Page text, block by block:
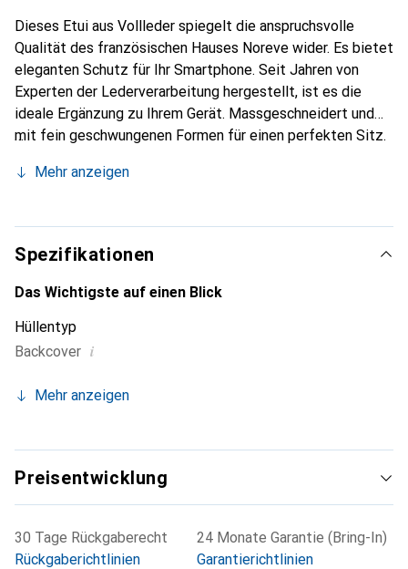
Dieses Etui aus Vollleder spiegelt die anspruchsvolle
Qualität des französischen Hauses Noreve wider. Es bietet
eleganten Schutz für Ihr Smartphone. Seit Jahren von
Experten der Lederverarbeitung hergestellt, ist es die
ideale Ergänzung zu Ihrem Gerät. Massgeschneidert und
mit fein geschwungenen Formen für einen perfekten Sitz.
Smartphone. Die Marke Noreve ist international für ihre
für den anspruchsvollen Kunden.
Mehr anzeigen
Spezifikationen
Das Wichtigste auf einen Blick
Hüllentyp
Backcover i
Mehr anzeigen
Preisentwicklung
30 Tage Rückgaberecht
Rückgaberichtlinien
24 Monate Garantie (Bring-In)
Garantierichtlinien